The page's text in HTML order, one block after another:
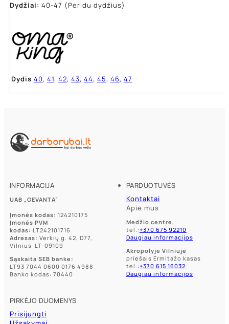
Dydžiai: 40-47 (Per du dydžius)
Dydis 40, 41, 42, 43, 44, 45, 46, 47
INFORMACIJA
UAB „GEVANTA”
Įmonės kodas: 124210175
Įmonės PVM
kodas: LT242101716
Adresas: Verkių g. 42, D77,
Vilnius LT-09109
Sąskaita SEB banke:
LT93 7044 0600 0176 4988
Banko kodas: 70440
PARDUOTUVĖS
Kontaktai
Apie mus
Medžio centre,
tel.:+370 675 92210
Daugiau informacijos
Akropolyje Vilniuje
priešais Ermitažo kasas
tel.:+370 615 16032
Daugiau informacijos
PIRKĖJO DUOMENYS
Prisijungti